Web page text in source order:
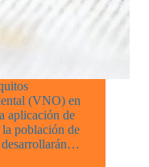
(VNO) en
aplicación de
la población de
desarrollarán…